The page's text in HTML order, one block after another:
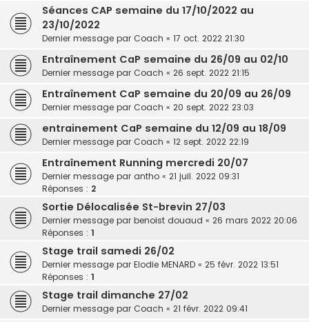
Séances CAP semaine du 17/10/2022 au
23/10/2022
Dernier message par Coach « 17 oct. 2022 21:30
Entraînement CaP semaine du 26/09 au 02/10
Dernier message par Coach « 26 sept. 2022 21:15
Entraînement CaP semaine du 20/09 au 26/09
Dernier message par Coach « 20 sept. 2022 23:03
entrainement CaP semaine du 12/09 au 18/09
Dernier message par Coach « 12 sept. 2022 22:19
Entraînement Running mercredi 20/07
Dernier message par antho « 21 juil. 2022 09:31
Réponses : 2
Sortie Délocalisée St-brevin 27/03
Dernier message par benoist douaud « 26 mars 2022 20:06
Réponses : 1
Stage trail samedi 26/02
Dernier message par Elodie MENARD « 25 févr. 2022 13:51
Réponses : 1
Stage trail dimanche 27/02
Dernier message par Coach « 21 févr. 2022 09:41